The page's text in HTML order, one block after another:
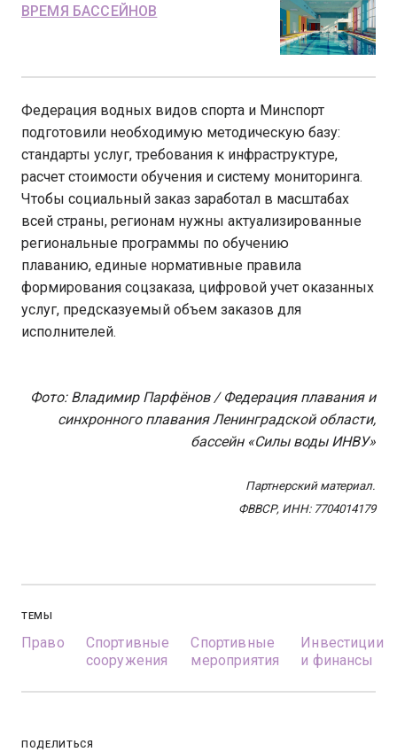
ВРЕМЯ БАССЕЙНОВ
Федерация водных видов спорта и Минспорт
подготовили необходимую методическую базу:
стандарты услуг, требования к инфраструктуре,
расчет стоимости обучения и систему мониторинга.
Чтобы социальный заказ заработал в масштабах
всей страны, регионам нужны актуализированные
региональные программы по обучению
плаванию, единые нормативные правила
формирования соцзаказа, цифровой учет оказанных
услуг, предсказуемый объем заказов для
исполнителей.
Фото: Владимир Парфёнов / Федерация плавания и
синхронного плавания Ленинградской области,
бассейн «Силы воды ИНВУ»
Партнерский материал.
ФВВСР, ИНН: 7704014179
ТЕМЫ
Право
Спортивные
сооружения
Спортивные
мероприятия
Инвестиции
и финансы
ПОДЕЛИТЬСЯ